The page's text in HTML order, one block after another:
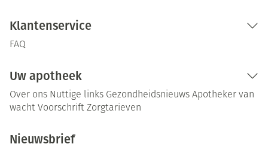
Klantenservice
FAQ
Uw apotheek
Over ons Nuttige links Gezondheidsnieuws Apotheker van
wacht Voorschrift Zorgtarieven
Nieuwsbrief